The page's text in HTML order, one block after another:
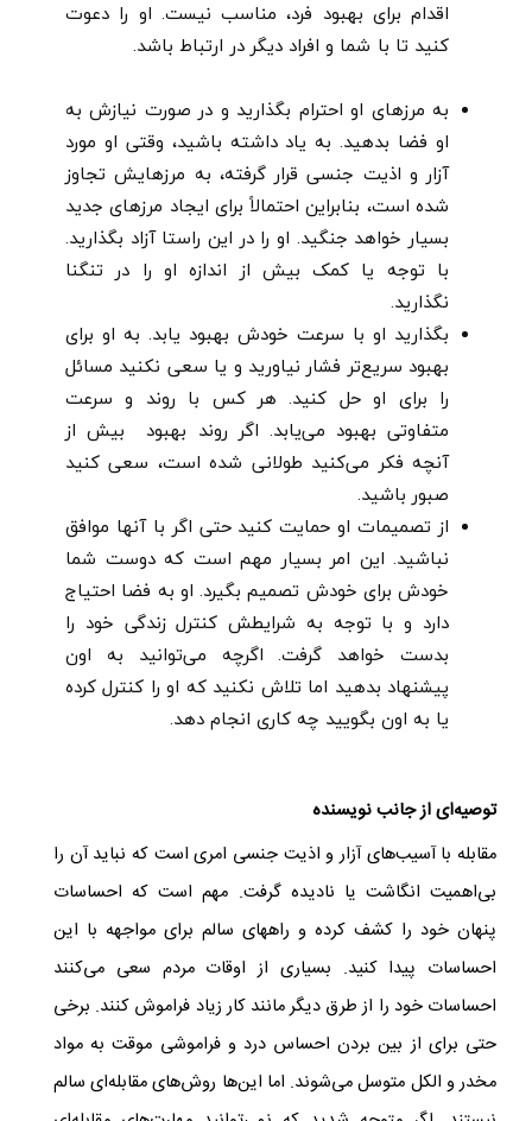
اقدام برای بهبود فرد، مناسب نیست. او را دعوت
کنید تا با شما و افراد دیگر در ارتباط باشد.
به مرزهای او احترام بگذارید و در صورت نیازش به
او فضا بدهید. به یاد داشته باشید، وقتی او مورد
آزار و اذیت جنسی قرار گرفته، به مرزهایش تجاوز
شده است، بنابراین احتمالاً برای ایجاد مرزهای جدید
بسیار خواهد جنگید. او را در این راستا آزاد بگذارید.
با توجه یا کمک بیش از اندازه او را در تنگنا
نگذارید.
بگذارید او با سرعت خودش بهبود یابد. به او برای
بهبود سریع‌تر فشار نیاورید و یا سعی نکنید مسائل
را برای او حل کنید. هر کس با روند و سرعت
متفاوتی بهبود می‌یابد. اگر روند بهبود بیش از
آنچه فکر می‌کنید طولانی شده است، سعی کنید
صبور باشید.
از تصمیمات او حمایت کنید حتی اگر با آنها موافق
نباشید. این امر بسیار مهم است که دوست شما
خودش برای خودش تصمیم بگیرد. او به فضا احتیاج
دارد و با توجه به شرایطش کنترل زندگی خود را
بدست خواهد گرفت. اگرچه می‌توانید به اون
پیشنهاد بدهید اما تلاش نکنید که او را کنترل کرده
یا به اون بگویید چه کاری انجام دهد.
توصیه‌ای از جانب نویسنده
مقابله با آسیب‌های آزار و اذیت جنسی امری است که نباید آن را
بی‌اهمیت انگاشت یا نادیده گرفت. مهم است که احساسات
پنهان خود را کشف کرده و راههای سالم برای مواجهه با این
احساسات پیدا کنید. بسیاری از اوقات مردم سعی می‌کنند
احساسات خود را از طرق دیگر مانند کار زیاد فراموش کنند. برخی
حتی برای از بین بردن احساس درد و فراموشی موقت به مواد
مخدر و الکل متوسل می‌شوند. اما این‌ها روش‌های مقابله‌ای سالم